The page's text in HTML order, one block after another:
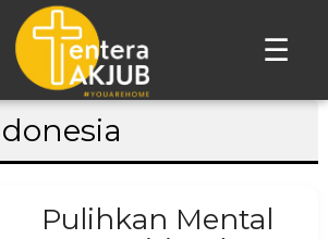
☰
Pulihkan Mental